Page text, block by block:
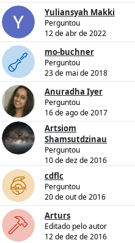
Yuliansyah Makki
Perguntou
12 de abr de 2022
mo-buchner
Perguntou
23 de mai de 2018
Anuradha Iyer
Perguntou
16 de ago de 2017
Artsiom
Shamsutdzinau
Perguntou
10 de dez de 2016
cdflc
Perguntou
20 de out de 2016
Arturs
Editado pelo autor
12 de dez de 2016